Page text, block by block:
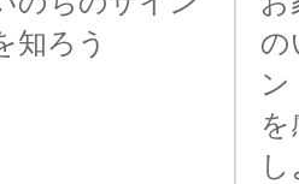
知ろう
の
ン